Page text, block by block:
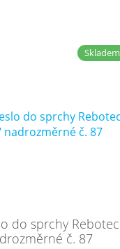
Skladem
do sprchy Rebotec
č. 87